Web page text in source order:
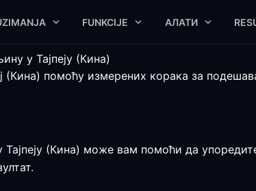
FUNKCIJE АЛАТИ
у Тајпеју (Кина)
(Кина) помоћу измерених корака за
(Кина) може вам помоћи да